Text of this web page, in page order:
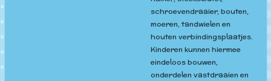
schroevendraaier, bouten,
moeren, tandwielen en
houten verbindingsplaatjes.
Kinderen kunnen hiermee
eindeloos bouwen,
onderdelen vastdraaien en